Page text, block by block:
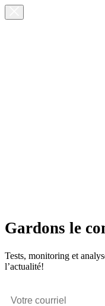
Gardons le
Tests, monitoring et
l’actualité!